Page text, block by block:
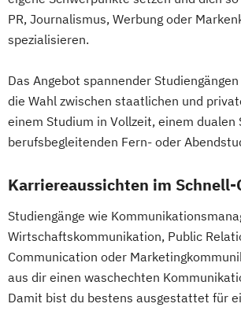
PR, Journalismus, Werbung oder
spezialisieren.
Das Angebot spannender
die Wahl zwischen staatlichen und
einem Studium in Vollzeit, einem dualen
berufsbegleitenden Fern- oder
Karriereaussichten im Schnell-
Studiengänge wie
Wirtschaftskommunikation, Public
Communication oder
aus dir einen waschechten
Damit bist du bestens ausgestattet für